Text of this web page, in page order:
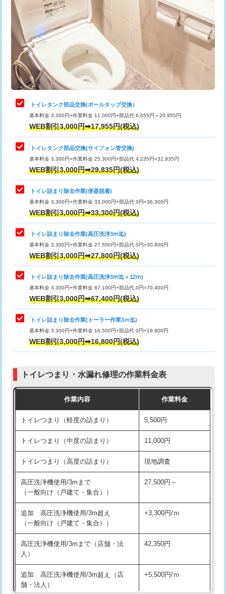
トイレタンク部品交換(ボールタップ交換）
基本料金 3,300円+作業料金 11,000円+部品代 6,655円＝20,955円
WEB割引3,000円➡17,955円(税込)
トイレタンク部品交換(サイフォン管交換)
基本料金 3,300円+作業料金 25,300円+部品代 4,235円=32,835円
WEB割引3,000円➡29,835円(税込)
トイレ詰まり除去作業(便器脱着)
基本料金 3,300円+作業料金 33,000円+部品代 0円=36,300円
WEB割引3,000円➡33,300円(税込)
トイレ詰まり除去作業(高圧洗浄3ⅿ迄)
基本料金 3,300円+作業料金 27,500円+部品代 0円=30,800円
WEB割引3,000円➡27,800円(税込)
トイレ詰まり除去作業(高圧洗浄3ⅿ迄＋12ⅿ)
基本料金 3,300円+作業料金 67,100円+部品代 0円=70,400円
WEB割引3,000円➡67,400円(税込)
トイレ詰まり除去作業(トーラー作業3ｍ迄)
基本料金 3,300円+作業料金 16,500円+部品代 0円=19,800円
WEB割引3,000円➡16,800円(税込)
トイレつまり・水漏れ修理の作業料金表
作業内容 作業料金
トイレつまり（軽度の詰まり） 5,500円
トイレつまり（中度の詰まり） 11,000円
トイレつまり（高度の詰まり） 現地調査
高圧洗浄機使用/3mまで
（一般向け（戸建て・集合））
27,500円～
追加 高圧洗浄機使用/3m超え
（一般向け（戸建て・集合））
+3,300円/ｍ
高圧洗浄機使用/3mまで（店舗・法
人）
42,350円
追加 高圧洗浄機使用/3m超え（店
舗・法人）
+5,500円/ｍ